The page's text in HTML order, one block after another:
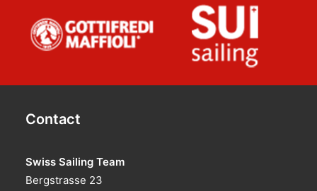
Contact
Swiss Sailing Team
Bergstrasse 23